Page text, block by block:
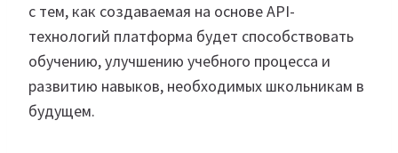
с тем, как создаваемая на основе API-
технологий платформа будет способствовать
обучению, улучшению учебного процесса и
развитию навыков, необходимых школьникам в
будущем.